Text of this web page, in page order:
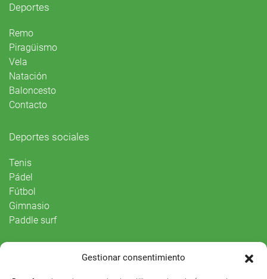
Gestionar consentimiento
Deportes
Remo
Piragüismo
Vela
Natación
Baloncesto
Contacto
Deportes sociales
Tenis
Pádel
Fútbol
Gimnasio
Paddle surf